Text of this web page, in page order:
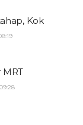
Kok
MRT